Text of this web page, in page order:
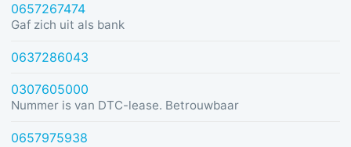
0657267474
Gaf zich uit als bank
0637286043
0307605000
Nummer is van DTC-lease. Betrouwbaar
0657975938